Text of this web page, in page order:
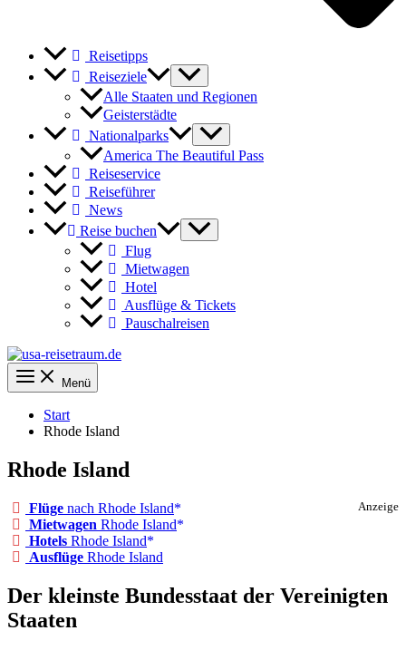
Reisetipps
Reiseziele
Alle Staaten und Regionen
Geisterstädte
Nationalparks
America The Beautiful Pass
Reiseservice
Reiseführer
News
Reise buchen
Flug
Mietwagen
Hotel
Ausflüge & Tickets
Pauschalreisen
Menü
Start
Rhode Island
Rhode Island
Anzeige
Flüge nach Rhode Island
Mietwagen Rhode Island
Hotels Rhode Island
Ausflüge Rhode Island
Der kleinste Bundesstaat der Vereinigten
Staaten